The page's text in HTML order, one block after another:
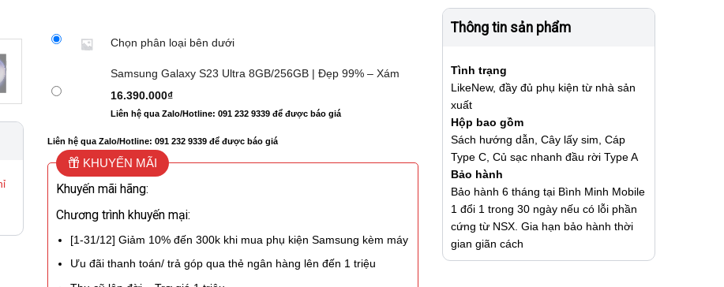
Chọn phân loại bên dưới
Samsung Galaxy S23 Ultra 8GB/256GB | Đẹp 99% – Xám
16.390.000₫
Liên hệ qua Zalo/Hotline: 091 232 9339 để được báo giá
Liên hệ qua Zalo/Hotline: 091 232 9339 để được báo giá
KHUYẾN MÃI
Khuyến mãi hãng:
Chương trình khuyến mại:
[1-31/12] Giảm 10% đến 300k khi mua phụ kiện Samsung kèm máy
Ưu đãi thanh toán/ trả góp qua thẻ ngân hàng lên đến 1 triệu
Thông tin sản phẩm
Tình trạng
LikeNew, đầy đủ phụ kiện từ nhà sản
xuất
Hộp bao gồm
Sách hướng dẫn, Cây lấy sim, Cáp
Type C, Củ sạc nhanh đầu rời Type A
Bảo hành
Bảo hành 6 tháng tại Bình Minh Mobile
1 đổi 1 trong 30 ngày nếu có lỗi phần
cứng từ NSX. Gia hạn bảo hành thời
gian giãn cách